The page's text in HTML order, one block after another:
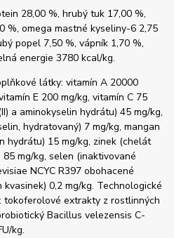
28,00 %, hrubý tuk 17,00 %,
%, omega mastné kyseliny-6 2,75
popel 7,50 %, vápník 1,70 %,
energie 3780 kcal/kg.
látky: vitamín A 20000
E 200 mg/kg, vitamín C 75
a aminokyselin hydrátu) 45 mg/kg,
hydratovaný) 7 mg/kg, mangan
hydrátu) 15 mg/kg, zinek (chelát
mg/kg, selen (inaktivované
NCYC R397 obohacené
0,2 mg/kg. Technologické
extrakty z rostlinných
Bacillus velezensis C-
kg.